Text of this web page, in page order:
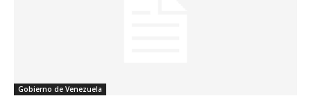
Gobierno de Venezuela